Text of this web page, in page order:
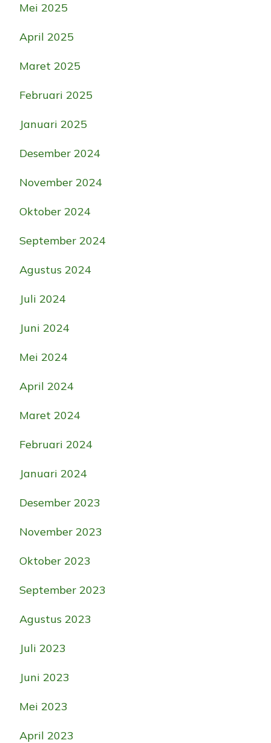
Mei 2025
April 2025
Maret 2025
Februari 2025
Januari 2025
Desember 2024
November 2024
Oktober 2024
September 2024
Agustus 2024
Juli 2024
Juni 2024
Mei 2024
April 2024
Maret 2024
Februari 2024
Januari 2024
Desember 2023
November 2023
Oktober 2023
September 2023
Agustus 2023
Juli 2023
Juni 2023
Mei 2023
April 2023